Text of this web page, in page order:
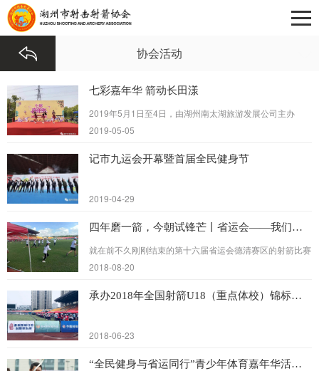
协会活动
七彩嘉年华 箭动长田漾
2019年5月1日至4日，由湖州南太湖旅游发展公司主办
的“七彩嘉年华活动”在长田漾举行。 这么精彩的活动，我们
2019-05-05
记市九运会开幕暨首届全民健身节
2019-04-29
四年磨一箭，今朝试锋芒丨省运会——我们在行动
就在前不久刚刚结束的第十六届省运会德清赛区的射箭比赛
中，湖州市射箭协会向社会公开招募的50位射箭项目辅助
满的热...
2018-08-20
承办2018年全国射箭U18（重点体校）锦标赛（国家级）
2018-06-23
“全民健身与省运同行”青少年体育嘉年华活动成功举行！